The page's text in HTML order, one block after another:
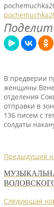
В предверии
женщины
отделения
отправки в
136 писем с
солдаты
Предыдущия
Следующая